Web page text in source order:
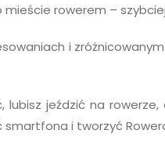
rowerem –
i
lubisz jeździć na
i tworzyć